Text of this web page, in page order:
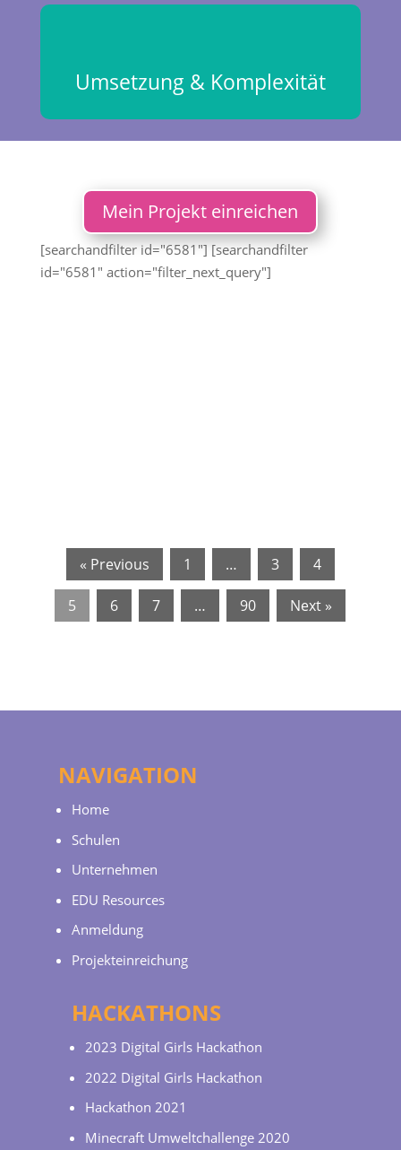
Umsetzung & Komplexität
Mein Projekt einreichen
[searchandfilter id="6581"] [searchandfilter
id="6581" action="filter_next_query"]
« Previous 1 … 3 4
5 6 7 … 90 Next »
NAVIGATION
Home
Schulen
Unternehmen
EDU Resources
Anmeldung
Projekteinreichung
HACKATHONS
2023 Digital Girls Hackathon
2022 Digital Girls Hackathon
Hackathon 2021
Minecraft Umweltchallenge 2020